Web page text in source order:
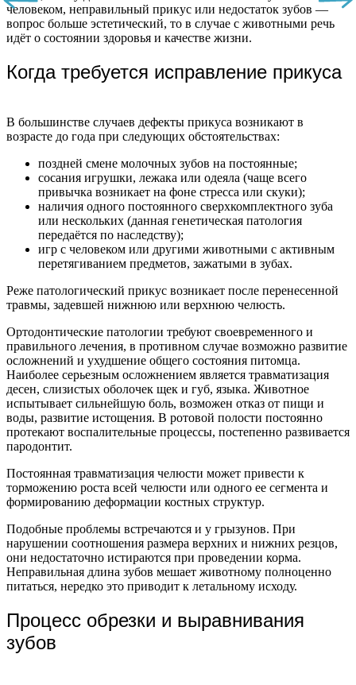
человеком, неправильный прикус или недостаток зубов —
вопрос больше эстетический, то в случае с животными речь
идёт о состоянии здоровья и качестве жизни.
Когда требуется исправление прикуса
В большинстве случаев дефекты прикуса возникают в
возрасте до года при следующих обстоятельствах:
поздней смене молочных зубов на постоянные;
сосания игрушки, лежака или одеяла (чаще всего
привычка возникает на фоне стресса или скуки);
наличия одного постоянного сверхкомплектного зуба
или нескольких (данная генетическая патология
передаётся по наследству);
игр с человеком или другими животными с активным
перетягиванием предметов, зажатыми в зубах.
Реже патологический прикус возникает после перенесенной
травмы, задевшей нижнюю или верхнюю челюсть.
Ортодонтические патологии требуют своевременного и
правильного лечения, в противном случае возможно развитие
осложнений и ухудшение общего состояния питомца.
Наиболее серьезным осложнением является травматизация
десен, слизистых оболочек щек и губ, языка. Животное
испытывает сильнейшую боль, возможен отказ от пищи и
воды, развитие истощения. В ротовой полости постоянно
протекают воспалительные процессы, постепенно развивается
пародонтит.
Постоянная травматизация челюсти может привести к
торможению роста всей челюсти или одного ее сегмента и
формированию деформации костных структур.
Подобные проблемы встречаются и у грызунов. При
нарушении соотношения размера верхних и нижних резцов,
они недостаточно истираются при проведении корма.
Неправильная длина зубов мешает животному полноценно
питаться, нередко это приводит к летальному исходу.
Процесс обрезки и выравнивания
зубов